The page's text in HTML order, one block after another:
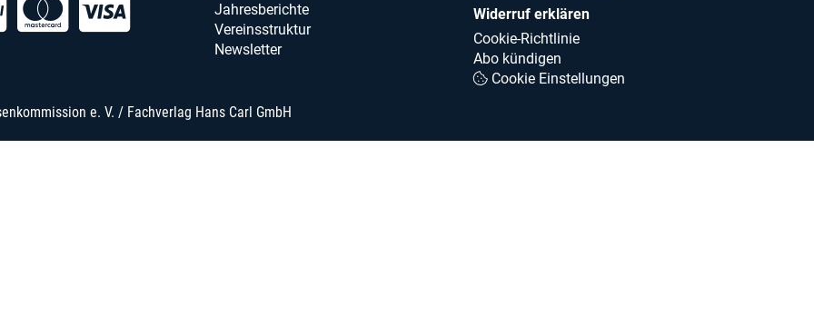
Jahresberichte
Vereinsstruktur
Newsletter
Widerruf erklären
Cookie-Richtlinie
Abo kündigen
Cookie Einstellungen
e. V. / Fachverlag Hans Carl GmbH